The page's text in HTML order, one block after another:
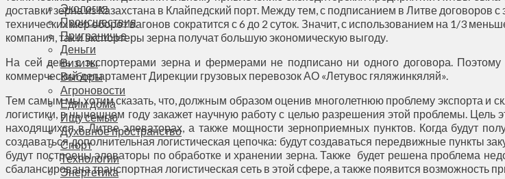
Экология
Происшествия
Приграничье
Деньги
Визиты
Выборы
Агроновости
Едим дома
Ищу семью
Духовное пространство
Спорт
Технологии
Энергетика
доставки зерна из Казахстана в Клайпедский порт. Между тем, с подписанием в Литве
технических мер оборот вагонов сократится с 6 до 2 суток. Значит, с использованием на 1/3
компания, так и экспортеры зерна получат большую экономическую выгоду.
На сей день с экспортерами зерна и фермерами не подписано ни одного договора.
коммерческий департамент Дирекции грузовых перевозок АО «Летувос гяляжинкяляй».
Тем самым мы хотим сказать, что, должным образом оценив многолетнюю проблему экспорта и
логистики, в нынешнем году закажет научную работу с целью разрешения этой проблемы. Цель
находящихся в Литве элеваторах, а также мощности зерноприемных пунктов. Когда будут
создаваться дополнительная логистическая цепочка: будут создаваться передвижные пункты
будут построены элеваторы по обработке и хранении зерна. Также будет решена проблема
сбалансирована транспортная логистическая сеть в этой сфере, а также появится возможность